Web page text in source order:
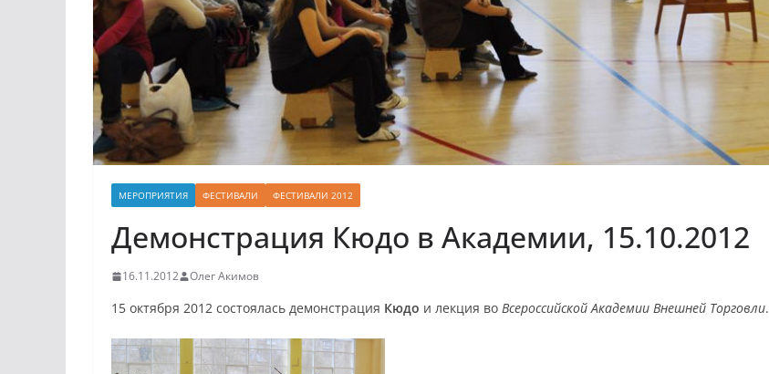
МЕРОПРИЯТИЯ ФЕСТИВАЛИ ФЕСТИВАЛИ 2012
Демонстрация Кюдо в Академии, 15.10.2012
16.11.2012 Олег Акимов
15 октября 2012 состоялась демонстрация Кюдо и лекция во Всероссийской Академии Внешней Торговли.